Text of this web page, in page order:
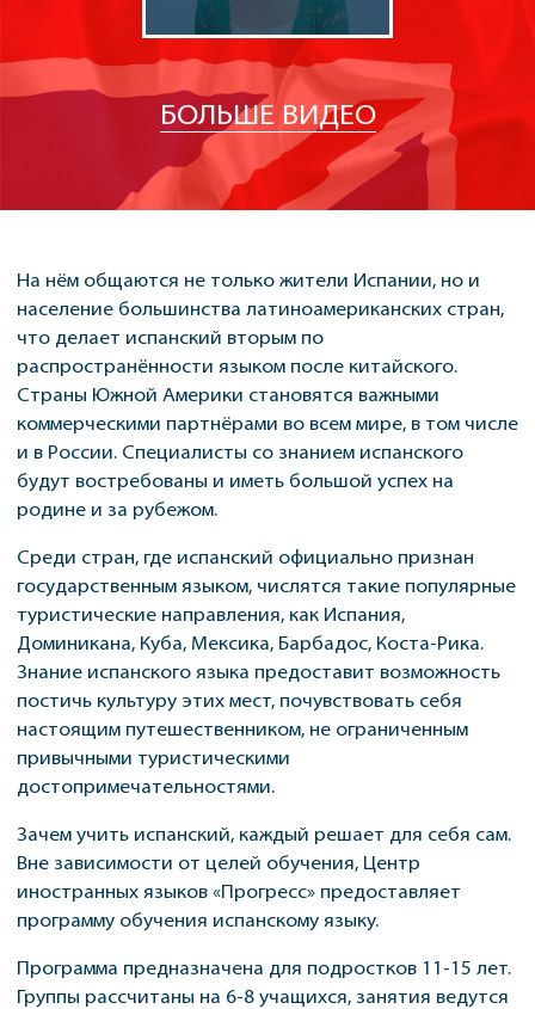
БОЛЬШЕ ВИДЕО
На нём общаются не только жители Испании, но и
население большинства латиноамериканских стран,
что делает испанский вторым по
распространённости языком после китайского.
Страны Южной Америки становятся важными
коммерческими партнёрами во всем мире, в том числе
и в России. Специалисты со знанием испанского
будут востребованы и иметь большой успех на
родине и за рубежом.
Среди стран, где испанский официально признан
государственным языком, числятся такие популярные
туристические направления, как Испания,
Доминикана, Куба, Мексика, Барбадос, Коста-Рика.
Знание испанского языка предоставит возможность
постичь культуру этих мест, почувствовать себя
настоящим путешественником, не ограниченным
привычными туристическими
достопримечательностями.
Зачем учить испанский, каждый решает для себя сам.
Вне зависимости от целей обучения, Центр
иностранных языков «Прогресс» предоставляет
программу обучения испанскому языку.
Программа предназначена для подростков 11-15 лет.
Группы рассчитаны на 6-8 учащихся, занятия ведутся